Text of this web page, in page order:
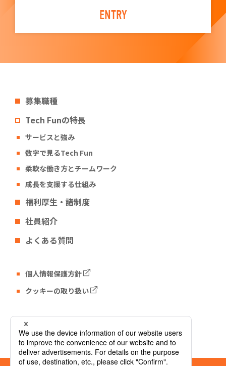
ENTRY
募集職種
Tech Funの特長
サービスと強み
数字で見るTech Fun
柔軟な働き方とチームワーク
成長を支援する仕組み
福利厚生・諸制度
社員紹介
よくある質問
個人情報保護方針
クッキーの取り扱い
Tech Fun コーポレートサイト